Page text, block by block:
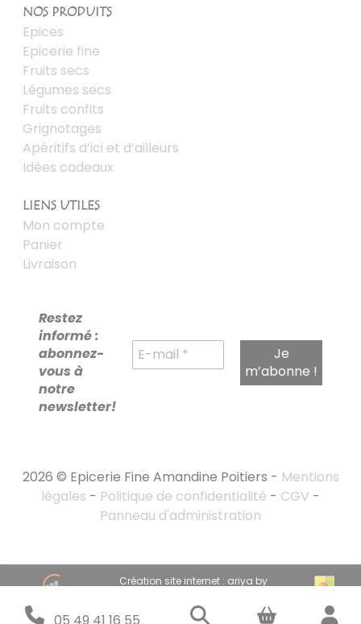
RECHERCHE
POUR :
NOS PRODUITS
Epices
Epicerie fine
Fruits secs
Légumes secs
Fruits confits
Grignotages
Apéritifs d’ici et d’ailleurs
Idées cadeaux
LIENS UTILES
Mon compte
Panier
Livraison
Restez
informé :
abonnez-
vous à
notre
newsletter!
2026 © Epicerie Fine Amandine Poitiers - Mentions
légales - Politique de confidentialité - CGV -
Panneau d'administration
Création site internet : ariya by
Stratégie marketing digital : emandarine